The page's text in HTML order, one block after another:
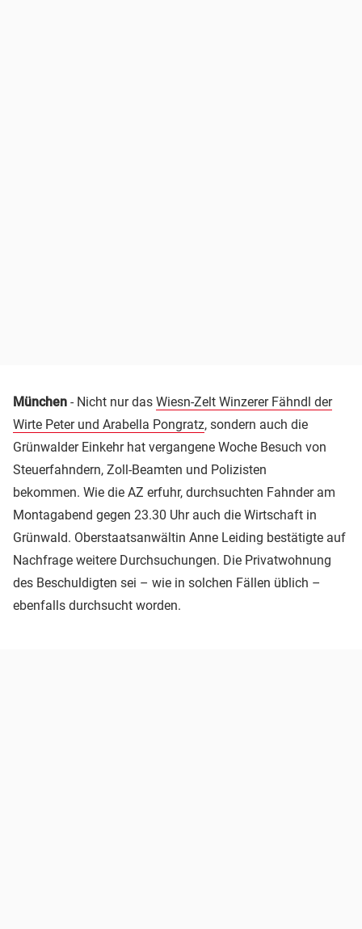
München - Nicht nur das Wiesn-Zelt Winzerer Fähndl der
Wirte Peter und Arabella Pongratz, sondern auch die
Grünwalder Einkehr hat vergangene Woche Besuch von
Steuerfahndern, Zoll-Beamten und Polizisten
bekommen. Wie die AZ erfuhr, durchsuchten Fahnder am
Montagabend gegen 23.30 Uhr auch die Wirtschaft in
Grünwald. Oberstaatsanwältin Anne Leiding bestätigte auf
Nachfrage weitere Durchsuchungen. Die Privatwohnung
des Beschuldigten sei – wie in solchen Fällen üblich –
ebenfalls durchsucht worden.